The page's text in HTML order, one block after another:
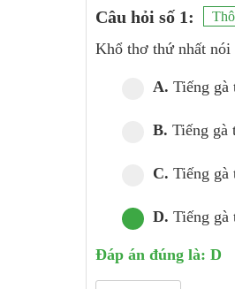
Câu hỏi số 1:
Khổ thơ thứ nhất nói
A. Tiếng gà
B. Tiếng gà
C. Tiếng gà
D. Tiếng gà
Đáp án đúng là: D